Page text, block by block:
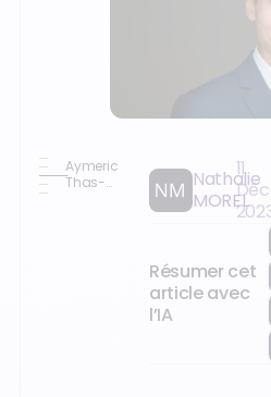
Aymeric
Thas-
Nathalie
MOREL
11
Résumer cet
article avec
l’IA